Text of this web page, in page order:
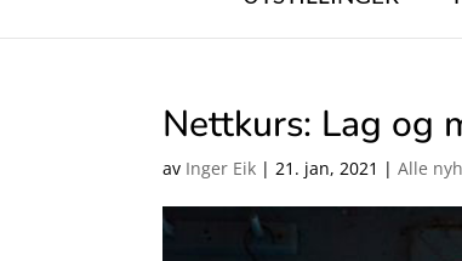
Nettkurs: Lag og
av Inger Eik |21. jan, 2021 |Alle